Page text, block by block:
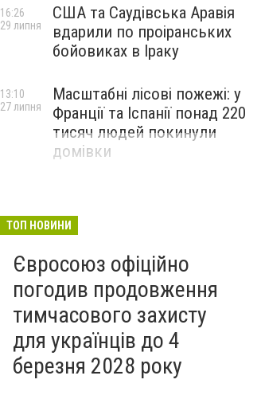
США та Саудівська Аравія
вдарили по проіранських
бойовиках в Іраку
16:26
29 липня
Масштабні лісові пожежі: у
Франції та Іспанії понад 220
тисяч людей покинули
домівки
13:10
27 липня
ТОП НОВИНИ
Євросоюз офіційно
погодив продовження
тимчасового захисту
для українців до 4
березня 2028 року